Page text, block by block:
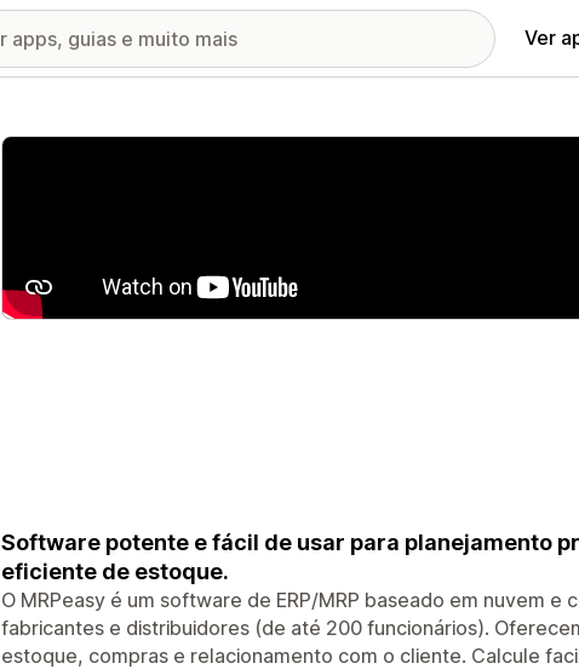
Ver
Galeria de imagens em destaque
Software potente e fácil de usar para planejamento
eficiente de estoque.
O MRPeasy é um software de ERP/MRP baseado em nuvem
fabricantes e distribuidores (de até 200 funcionários).
estoque, compras e relacionamento com o cliente. Calcule